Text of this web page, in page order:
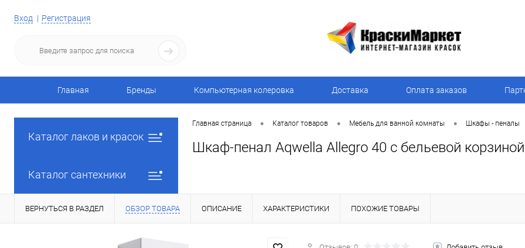
Вход Регистрация
Главная Бренды Компьютерная колеровка Доставка Оплата заказов
Каталог лаков и красок
Каталог сантехники
Главная страница • Каталог товаров • Мебель для ванной комнаты • Шкафы - пеналы
Шкаф-пенал Aqwella Allegro 40 с бельевой корзиной
ВЕРНУТЬСЯ В РАЗДЕЛ ОБЗОР ТОВАРА ОПИСАНИЕ ХАРАКТЕРИСТИКИ ПОХОЖИЕ ТОВАРЫ